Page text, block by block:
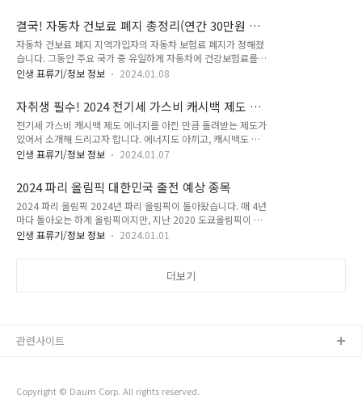
중 가장 많은 공휴일을 기록했네요. 기대되는데요..
라운 포맨을 창립한 '조지 가빈 브라운(George Garvin
Brown)'이 처음 내놓은 위스키가 바로 이 '올드 포레스터'입니
다. 영화 에 등장하는 스테이츠맨 버번이 실제로는 올드 포레스
터 입니다. 국내에는 영화 킹스맨으로 올드 포레스터를 접한 분
들도 굉장히 많죠? 실제로, 올드 포레스터는 2017년 킹스맨2 개
억만장자가 된 조지 가빈 브라운 4세가 운영하는 이 회사는 올드
포레..
결국! 자동차 건보료 폐지 총정리(연간 30만원 절
약)
자동차 건보료 폐지 지역가입자의 자동차 보험료 폐지가 정해졌
습니다. 그동안 주요 국가 중 유일하게 자동차에 건강보험료를
부과해 온 우리나라가 드디어 정상적인 모습을 갖췄네요. 더 이
하는 건 너무 했죠. 좀 더 자세한 내용을 알아보도록 할게요 1. 자
동차 보험료 우리나라 자동차 보험료는 1989년에 도입됐는데
요. 당시 지역가입자의 소득파악이 어렵다는 것이 도입 이유였습
니다. 이 때문에 근로소득에만 해당하는 직장가입자의 건보료와
달리 재산과 자동차에도 부과되는 지역가입자의 건보료는 차별
용 OECD 국가 중 재산에 건강보험료를 부과하는 나라는 우리나
라와 일본이 유일하고, 자동차에 부과하..
인생 표류기/정보 정보 2024.01.08
자취생 필수! 2024 전기세 가스비 캐시백 제도 안
내 및 신청방법
전기세 가스비 캐시백 제도 에너지를 아낀 만큼 돌려받는 제도가
있어서 소개해 드리고자 합니다. 에너지도 아끼고, 캐시백도 받
고! 굳이 신청하지 않을 이유가 없겠죠? 신청도 아주 간단합니
력공사에서 겨울철 전기 사용량을 감축하기 위해 전 국민을 대상
으로 운영하는 캐시백 제도인데요. 과거의 사용량 데이터와 비교
해 전기사용량을 줄이면 캐시백이 제공되는 방식입니다. 1) 참여
대상 이번 캐시백 제도는 주택을 대상으로 하는데요. 전국에 있
는 주택, 아파트, 빌라, 오피스텔 등에서 주택용(가정용) 전기를
인생 표류기/정보 정보 2024.01.07
2024 파리 올림픽 대한민국 출전 예상 종목
2024 파리 올림픽 2024년 파리 올림픽이 돌아왔습니다. 매 4년
마다 돌아오는 하계 올림픽이지만, 지난 2020 도쿄올림픽이 코
로나로 인해 1년 늦게 치러지면서 3년 만에 맞는 하계 올림픽이
려고 합니다. 그리고, 지난 2020 도쿄 올림픽 성적까지 다시 한
2020 도쿄 올림픽을 기준으로 예상해보도록 하겠..
인생 표류기/정보 정보 2024.01.01
더보기
Copyright © Daum Corp. All rights reserved.
관련사이트